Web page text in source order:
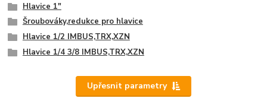
Hlavice 1"
Šroubováky,redukce pro hlavice
Hlavice 1/2 IMBUS,TRX,XZN
Hlavice 1/4 3/8 IMBUS,TRX,XZN
Upřesnit parametry